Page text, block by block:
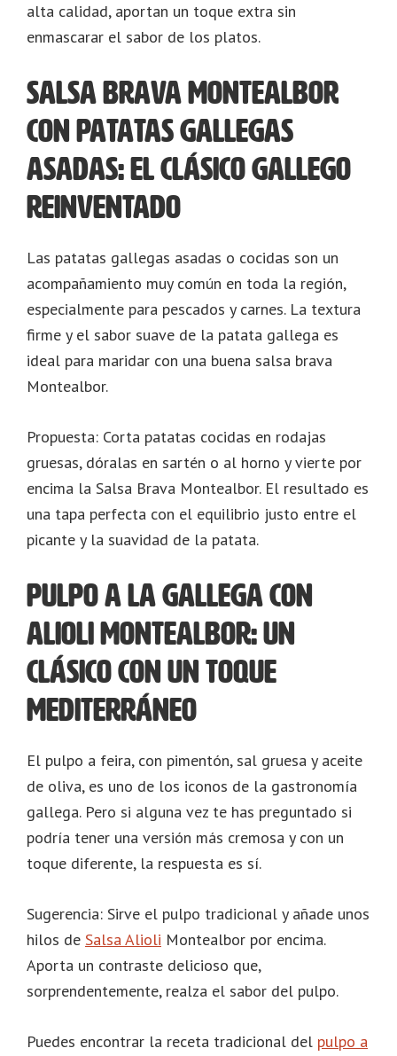
alta calidad, aportan un toque extra sin
enmascarar el sabor de los platos.
Salsa Brava Montealbor
con patatas gallegas
asadas: El clásico gallego
reinventado
Las patatas gallegas asadas o cocidas son un
acompañamiento muy común en toda la región,
especialmente para pescados y carnes. La textura
firme y el sabor suave de la patata gallega es
ideal para maridar con una buena salsa brava
Montealbor.
Propuesta: Corta patatas cocidas en rodajas
gruesas, dóralas en sartén o al horno y vierte por
encima la Salsa Brava Montealbor. El resultado es
una tapa perfecta con el equilibrio justo entre el
picante y la suavidad de la patata.
Pulpo a la gallega con
alioli Montealbor: Un
clásico con un toque
mediterráneo
El pulpo a feira, con pimentón, sal gruesa y aceite
de oliva, es uno de los iconos de la gastronomía
gallega. Pero si alguna vez te has preguntado si
podría tener una versión más cremosa y con un
toque diferente, la respuesta es sí.
Sugerencia: Sirve el pulpo tradicional y añade unos
hilos de Salsa Alioli Montealbor por encima.
Aporta un contraste delicioso que,
sorprendentemente, realza el sabor del pulpo.
Puedes encontrar la receta tradicional del pulpo a